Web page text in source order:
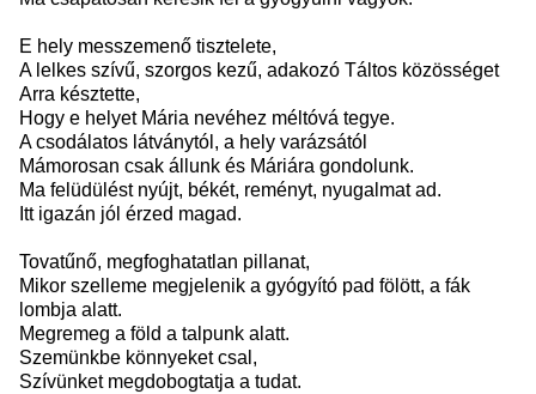
E hely messzemenő tisztelete,
A lelkes szívű, szorgos kezű, adakozó Táltos közösséget
Arra késztette,
Hogy e helyet Mária nevéhez méltóvá tegye.
A csodálatos látványtól, a hely varázsától
Mámorosan csak állunk és Máriára gondolunk.
Ma felüdülést nyújt, békét, reményt, nyugalmat ad.
Itt igazán jól érzed magad.
Tovatűnő, megfoghatatlan pillanat,
Mikor szelleme megjelenik a gyógyító pad fölött, a fák
lombja alatt.
Megremeg a föld a talpunk alatt.
Szemünkbe könnyeket csal,
Szívünket megdobogtatja a tudat.